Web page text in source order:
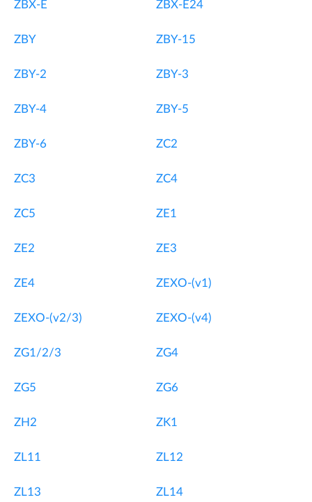
ZBX-E ZBX-E24
ZBY ZBY-15
ZBY-2 ZBY-3
ZBY-4 ZBY-5
ZBY-6 ZC2
ZC3 ZC4
ZC5 ZE1
ZE2 ZE3
ZE4 ZEXO-(v1)
ZEXO-(v2/3) ZEXO-(v4)
ZG1/2/3 ZG4
ZG5 ZG6
ZH2 ZK1
ZL11 ZL12
ZL13 ZL14